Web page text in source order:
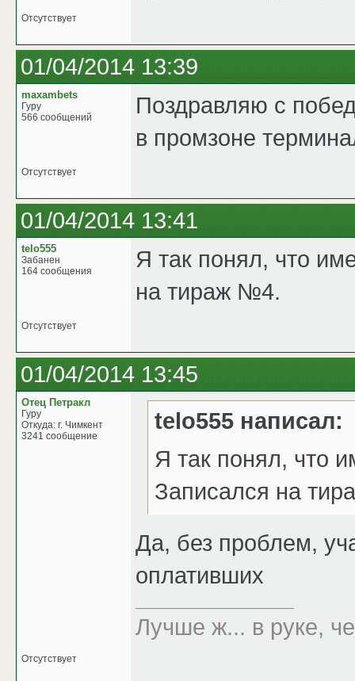
Отсутствует
01/04/2014 13:39
maxambets
Гуру
566 сообщений
Поздравляю с
в промзоне
Отсутствует
01/04/2014 13:41
telo555
Забанен
164 сообщения
Я так понял, что
на тираж №4.
Отсутствует
01/04/2014 13:45
Отец Петракл
Гуру
Откуда: г. Чимкент
3241 сообщение
telo555 написал:
Я так понял, что
Записался на
Да, без проблем,
оплативших
Лучше ж... в руке,
Отсутствует